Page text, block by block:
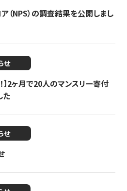
（NPS）の調査結果を公開しまし
せ
】2ヶ月で20人のマンスリー寄付
た
せ